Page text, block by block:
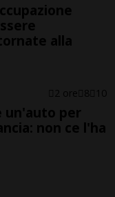
alla
2 ore 8 10
un'auto per
non ce l'ha